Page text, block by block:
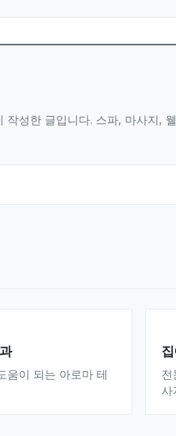
작성한 글입니다. 스파, 마사지,
움이 되는 아로마 테
사